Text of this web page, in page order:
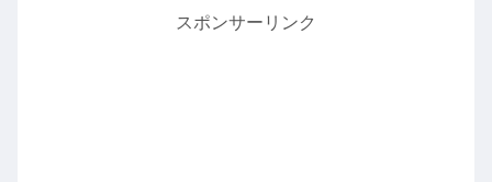
スポンサーリンク